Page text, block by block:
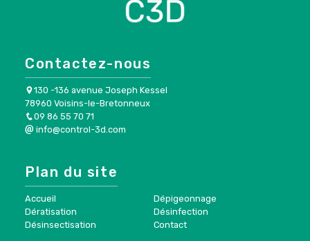
Contactez-nous
130 -136 avenue Joseph Kessel
78960 Voisins-le-Bretonneux
09 86 55 70 71
info@control-3d.com
Plan du site
Accueil
Dératisation
Désinsectisation
Dépigeonnage
Désinfection
Contact